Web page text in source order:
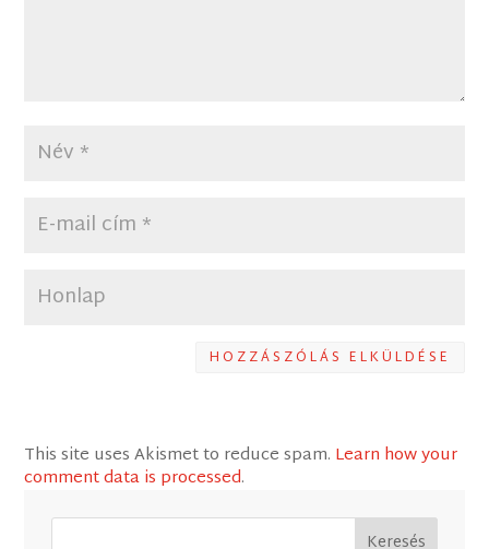
HOZZÁSZÓLÁS ELKÜLDÉSE
This site uses Akismet to reduce spam. Learn how your
comment data is processed.